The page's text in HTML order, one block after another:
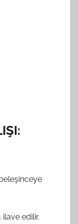
edilir.